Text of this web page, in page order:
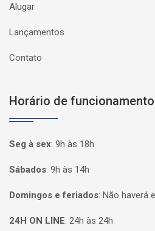
Alugar
Lançamentos
Contato
Horário de funcionamento
Seg à sex: 9h às 18h
Sábados: 9h às 14h
Domingos e feriados: Não haverá
24H ON LINE: 24h às 24h